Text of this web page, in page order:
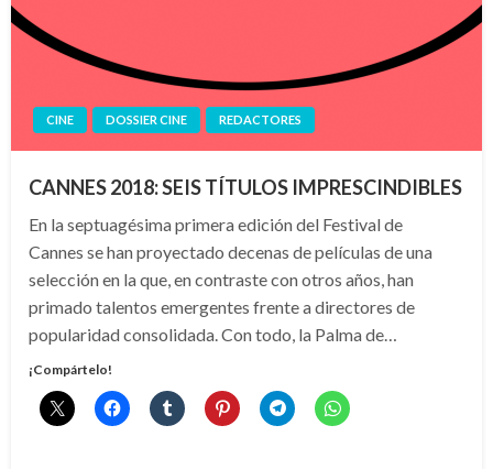
CINE DOSSIER CINE REDACTORES
CANNES 2018: SEIS TÍTULOS IMPRESCINDIBLES
En la septuagésima primera edición del Festival de
Cannes se han proyectado decenas de películas de una
selección en la que, en contraste con otros años, han
primado talentos emergentes frente a directores de
popularidad consolidada. Con todo, la Palma de…
¡Compártelo!